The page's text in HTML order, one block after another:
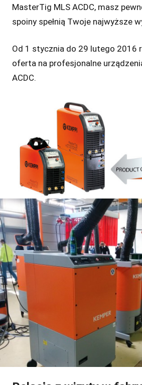
MasterTig MLS ACDC, masz
spoiny spełnią Twoje najwyższe
Od 1 stycznia do 29 lutego 2016
oferta na profesjonalne
ACDC.